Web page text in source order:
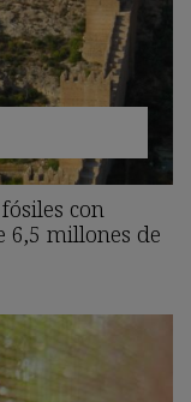
con
6,5 millones de